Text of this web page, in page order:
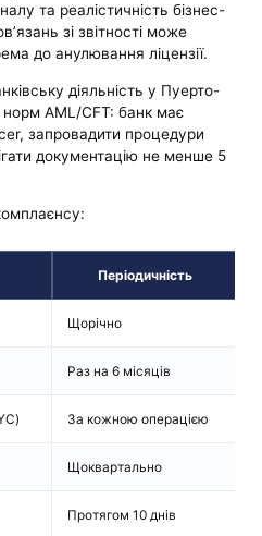
та реалістичність бізнес-
зі звітності може
до анулювання ліцензії.
діяльність у Пуерто-
AML/CFT: банк має
запровадити процедури
документацію не менше 5
Періодичність
Щорічно
Раз на 6 місяців
За кожною операцією
Щоквартально
Протягом 10 днів